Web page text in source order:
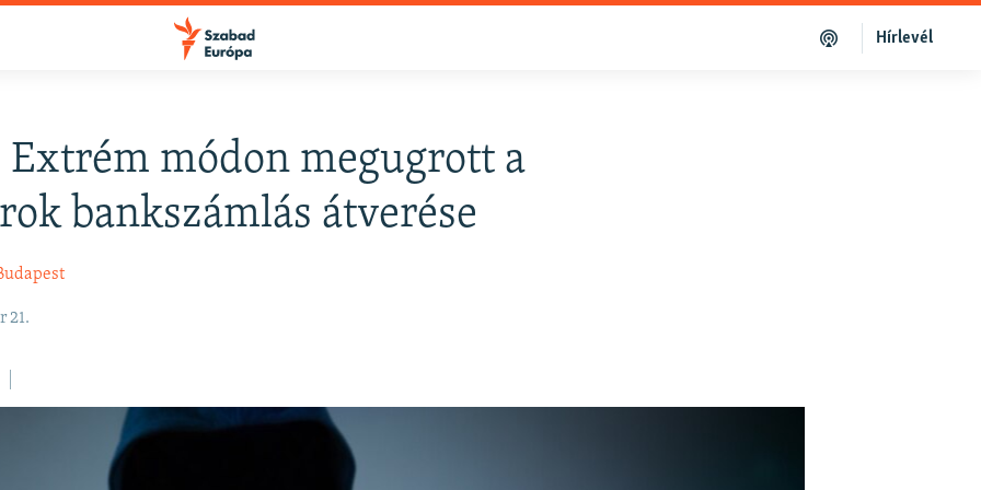
Hírlevél
Extrém módon megugrott a
bankszámlás átverése
21.